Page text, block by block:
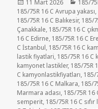
Yayın
tarihi
11 Mart 2026 185/
185/75R 16 C Avrupa yakası,
185/75R 16 C Balıkesir, 185/
Çanakkale, 185/75R 16 C
16 C Edirne, 185/75R 16 C
C İstanbul, 185/75R 16 C
lastik fiyatlari, 185/75R 16 C
kamyonet lastikler, 185/75R
C kamyonlastikfiyatları, 185/
185/75R 16 C Malkara, 185/
Marmara adası, 185/75R 16
semperit, 185/75R 16 C